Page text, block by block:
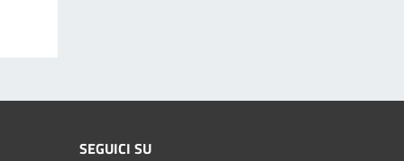
SEGUICI SU